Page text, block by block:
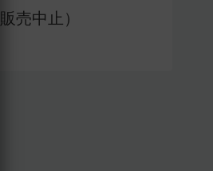
販売中止）